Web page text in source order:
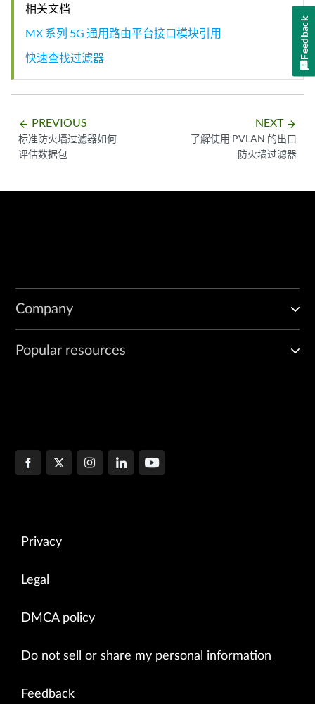
相关文档
MX 系列 5G 通用路由平台接口模块引用
快速查找过滤器
arrow_backward PREVIOUS
标准防火墙过滤器如何
评估数据包
NEXT arrow_forward
了解使用 PVLAN 的出口
防火墙过滤器
Company
Popular resources
Privacy
Legal
DMCA policy
Do not sell or share my personal information
Feedback
Feedback